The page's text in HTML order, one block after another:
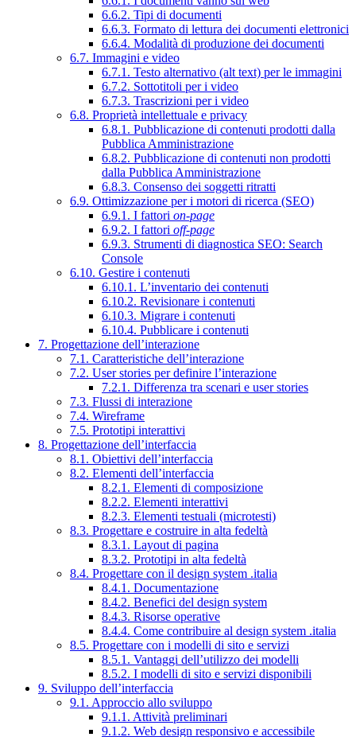
6.6.2. Tipi di documenti
6.6.3. Formato di lettura dei documenti elettronici
6.6.4. Modalità di produzione dei documenti
6.7. Immagini e video
6.7.1. Testo alternativo (alt text) per le immagini
6.7.2. Sottotitoli per i video
6.7.3. Trascrizioni per i video
6.8. Proprietà intellettuale e privacy
6.8.1. Pubblicazione di contenuti prodotti dalla
Pubblica Amministrazione
6.8.2. Pubblicazione di contenuti non prodotti
dalla Pubblica Amministrazione
6.8.3. Consenso dei soggetti ritratti
6.9. Ottimizzazione per i motori di ricerca (SEO)
6.9.1. I fattori on-page
6.9.2. I fattori off-page
6.9.3. Strumenti di diagnostica SEO: Search
Console
6.10. Gestire i contenuti
6.10.1. L’inventario dei contenuti
6.10.2. Revisionare i contenuti
6.10.3. Migrare i contenuti
6.10.4. Pubblicare i contenuti
7. Progettazione dell’interazione
7.1. Caratteristiche dell’interazione
7.2. User stories per definire l’interazione
7.2.1. Differenza tra scenari e user stories
7.3. Flussi di interazione
7.4. Wireframe
7.5. Prototipi interattivi
8. Progettazione dell’interfaccia
8.1. Obiettivi dell’interfaccia
8.2. Elementi dell’interfaccia
8.2.1. Elementi di composizione
8.2.2. Elementi interattivi
8.2.3. Elementi testuali (microtesti)
8.3. Progettare e costruire in alta fedeltà
8.3.1. Layout di pagina
8.3.2. Prototipi in alta fedeltà
8.4. Progettare con il design system .italia
8.4.1. Documentazione
8.4.2. Benefici del design system
8.4.3. Risorse operative
8.4.4. Come contribuire al design system .italia
8.5. Progettare con i modelli di sito e servizi
8.5.1. Vantaggi dell’utilizzo dei modelli
8.5.2. I modelli di sito e servizi disponibili
9. Sviluppo dell’interfaccia
9.1. Approccio allo sviluppo
9.1.1. Attività preliminari
9.1.2. Web design responsivo e accessibile